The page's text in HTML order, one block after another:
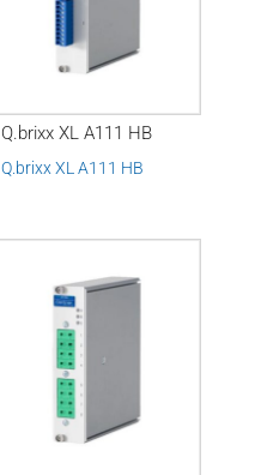
Q.brixx XL A111 HB
Q.brixx XL A111 HB